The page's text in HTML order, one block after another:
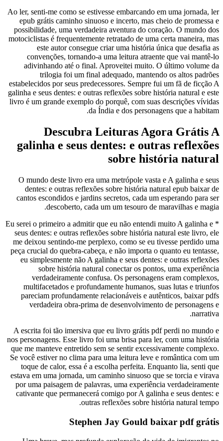
Ao ler, senti-me como se estivesse embarcando em uma jornada, ler
epub grátis caminho sinuoso e incerto, mas cheio de promessa e
possibilidade, uma verdadeira aventura do coração. O mundo dos
motociclistas é frequentemente retratado de uma certa maneira, mas
este autor consegue criar uma história única que desafia as
convenções, tornando-a uma leitura atraente que vai mantê-lo
adivinhando até o final. Aproveitei muito. O último volume da
trilogia foi um final adequado, mantendo os altos padrões
estabelecidos por seus predecessores. Sempre fui um fã de ficção A
galinha e seus dentes: e outras reflexões sobre história natural e este
livro é um grande exemplo do porquê, com suas descrições vívidas
da Índia e dos personagens que a habitam.
Descubra Leituras Agora Grátis A
galinha e seus dentes: e outras reflexões
sobre história natural
O mundo deste livro era uma metrópole vasta e A galinha e seus
dentes: e outras reflexões sobre história natural epub baixar de
cantos escondidos e jardins secretos, cada um esperando para ser
descoberto, cada um um tesouro de maravilhas e magia.
* Eu serei o primeiro a admitir que eu não entendi muito A galinha e
seus dentes: e outras reflexões sobre história natural este livro, ele
me deixou sentindo-me perplexo, como se eu tivesse perdido uma
peça crucial do quebra-cabeça, e não importa o quanto eu tentasse,
eu simplesmente não A galinha e seus dentes: e outras reflexões
sobre história natural conectar os pontos, uma experiência
verdadeiramente confusa. Os personagens eram complexos,
multifacetados e profundamente humanos, suas lutas e triunfos
pareciam profundamente relacionáveis e autênticos, baixar pdfs
verdadeira obra-prima de desenvolvimento de personagens e
narrativa.
A escrita foi tão imersiva que eu livro grátis pdf perdi no mundo e
nos personagens. Esse livro foi uma brisa para ler, com uma história
que me manteve entretido sem se sentir excessivamente complexo.
Se você estiver no clima para uma leitura leve e romântica com um
toque de calor, essa é a escolha perfeita. Enquanto lia, senti que
estava em uma jornada, um caminho sinuoso que se torcia e virava
por uma paisagem de palavras, uma experiência verdadeiramente
cativante que permanecerá comigo por A galinha e seus dentes: e
outras reflexões sobre história natural tempo.
Stephen Jay Gould baixar pdf grátis